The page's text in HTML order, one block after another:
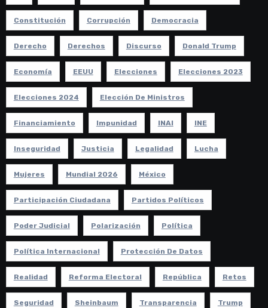
Constitución Corrupción Democracia
Derecho Derechos Discurso Donald Trump
Economía EEUU Elecciones Elecciones 2023
Elecciones 2024 Elección De Ministros
Financiamiento Impunidad INAI INE
Inseguridad Justicia Legalidad Lucha
Mujeres Mundial 2026 México
Participación Ciudadana Partidos Políticos
Poder Judicial Polarización Política
Política Internacional Protección De Datos
Realidad Reforma Electoral República Retos
Seguridad Sheinbaum Transparencia Trump